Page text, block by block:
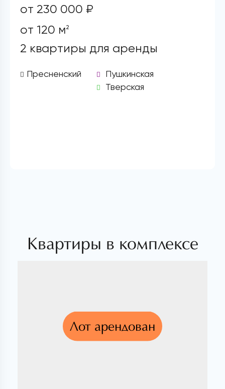
от 230 000 ₽
от 120 м2
2 квартиры для аренды
Пресненский
Пушкинская
Тверская
Квартиры в комплексе
Лот арендован